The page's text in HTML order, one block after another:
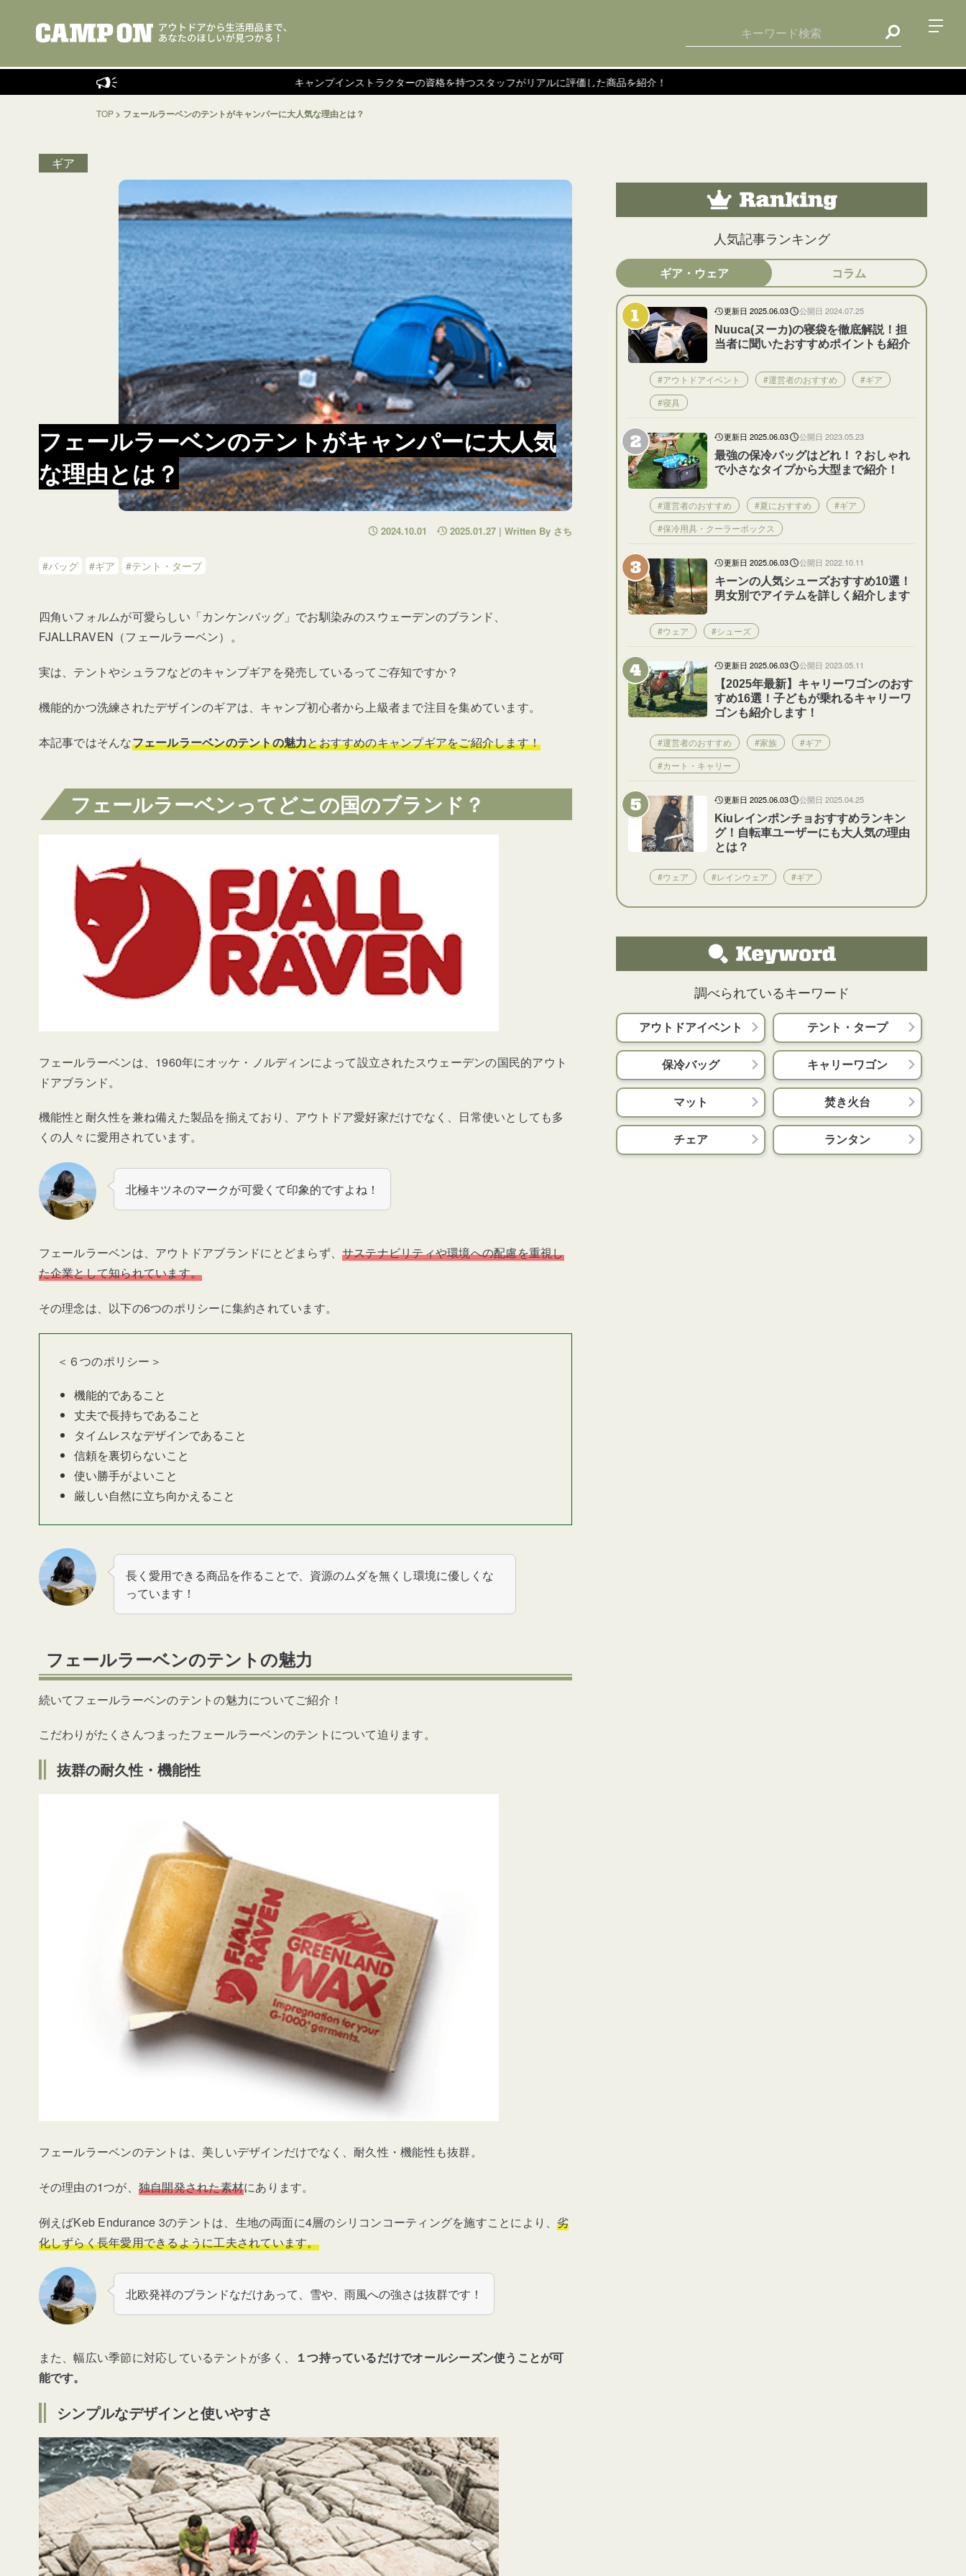
キャンプインストラクターの資格を持つスタッフがリアルに評価した商品を紹介！
TOP > フェールラーベンのテントがキャンパーに大人気な理由とは？
ギア
フェールラーベンのテントがキャンパーに大人気
な理由とは？
2024.10.01 2025.01.27 | Written By さち
#バッグ #ギア #テント・タープ
四角いフォルムが可愛らしい「カンケンバッグ」でお馴染みのスウェーデンのブランド、
FJALLRAVEN（フェールラーベン）。
実は、テントやシュラフなどのキャンプギアを発売しているってご存知ですか？
機能的かつ洗練されたデザインのギアは、キャンプ初心者から上級者まで注目を集めています。
本記事ではそんなフェールラーベンのテントの魅力とおすすめのキャンプギアをご紹介します！
フェールラーベンってどこの国のブランド？
フェールラーベンは、1960年にオッケ・ノルディンによって設立されたスウェーデンの国民的アウト
ドアブランド。
機能性と耐久性を兼ね備えた製品を揃えており、 アウトドア愛好家だけでなく、 日常使いとしても多
くの人々に愛用されています。
北極キツネのマークが可愛くて印象的ですよね！
フェールラーベンは、 アウトドアブランドにとどまらず、 サステナビリティや環境への配慮を重視し
た企業として知られています。
その理念は、 以下の6つのポリシーに集約されています。
＜６つのポリシー＞
機能的であること
丈夫で長持ちであること
タイムレスなデザインであること
信頼を裏切らないこと
使い勝手がよいこと
厳しい自然に立ち向かえること
長く愛用できる商品を作ることで、資源のムダを無くし環境に優しくな
っています！
フェールラーベンのテントの魅力
続いてフェールラーベンのテントの魅力についてご紹介！
こだわりがたくさんつまったフェールラーベンのテントについて迫ります。
抜群の耐久性・機能性
フェールラーベンのテントは、美しいデザインだけでなく、耐久性・機能性も抜群。
その理由の1つが、 独自開発された素材にあります。
例えばKeb Endurance 3のテントは、生地の両面に4層のシリコンコーティングを施すことにより、劣
化しずらく長年愛用できるように工夫されています。
北欧発祥のブランドなだけあって、雪や、雨風への強さは抜群です！
また、幅広い季節に対応しているテントが多く、
１つ持っているだけでオールシーズン使うことが可
能です。
シンプルなデザインと使いやすさ
人気記事ランキング
ギア・ウェア コラム
更新日 2025.06.03 公開日 2024.07.25
Nuuca(ヌーカ)の寝袋を徹底解説！担
当者に聞いたおすすめポイントも紹介
#アウトドアイベント #運営者のおすすめ
#ギア
#寝具
更新日 2025.06.03 公開日 2023.05.23
最強の保冷バッグはどれ！？おしゃれ
で小さなタイプから大型まで紹介！
#運営者のおすすめ #夏におすすめ
#ギア
#保冷用具・クーラーボックス
更新日 2025.06.03 公開日 2022.10.11
キーンの人気シューズおすすめ10選！
男女別でアイテムを詳しく紹介します
#ウェア #シューズ
更新日 2025.06.03 公開日 2023.05.11
【2025年最新】キャリーワゴンのおす
すめ16選！子どもが乗れるキャリーワ
ゴンも紹介します！
#運営者のおすすめ #家族
#ギア
#カート・キャリー
更新日 2025.06.03 公開日 2025.04.25
Kiuレインポンチョおすすめランキン
グ！自転車ユーザーにも大人気の理由
とは？
#ウェア #レインウェア #ギア
調べられているキーワード
アウトドアイベント テント・タープ
保冷バッグ キャリーワゴン
マット 焚き火台
チェア ランタン